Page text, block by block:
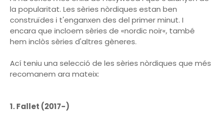
la popularitat. Les sèries nòrdiques estan ben
construïdes i t'enganxen des del primer minut. I
encara que incloem sèries de «nordic noir«, també
hem inclòs sèries d'altres gèneres.
Ací teniu una selecció de les sèries nòrdiques que més
recomanem ara mateix:
1. Fallet (2017-)